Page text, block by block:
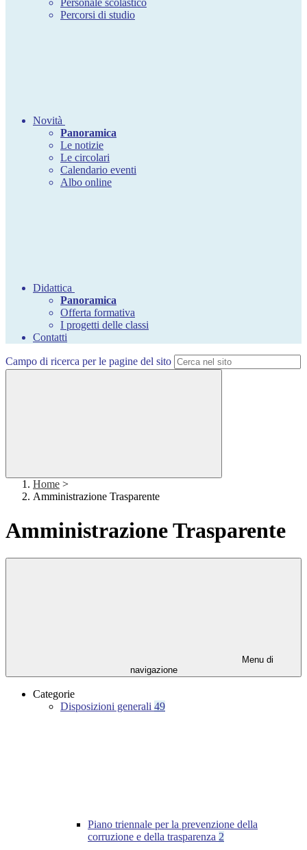
Personale scolastico
Percorsi di studio
Novità
Panoramica
Le notizie
Le circolari
Calendario eventi
Albo online
Didattica
Panoramica
Offerta formativa
I progetti delle classi
Contatti
Campo di ricerca per le pagine del sito
Home >
Amministrazione Trasparente
Amministrazione Trasparente
Menu di
navigazione
Categorie
Disposizioni generali 49
Piano triennale per la prevenzione della
corruzione e della trasparenza 2